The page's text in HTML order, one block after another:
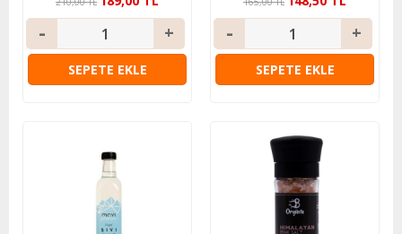
SEPETE EKLE SEPETE EKLE